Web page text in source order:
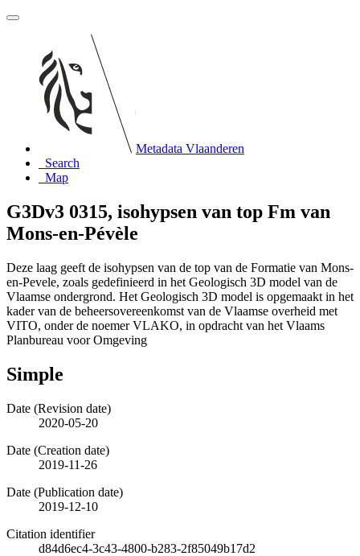
Metadata Vlaanderen
Search
Map
G3Dv3 0315, isohypsen van top Fm van
Mons-en-Pévèle
Deze laag geeft de isohypsen van de top van de Formatie van Mons-
en-Pevele, zoals gedefinieerd in het Geologisch 3D model van de
Vlaamse ondergrond. Het Geologisch 3D model is opgemaakt in het
kader van de beheersovereenkomst van de Vlaamse overheid met
VITO, onder de noemer VLAKO, in opdracht van het Vlaams
Planbureau voor Omgeving
Simple
Date (Revision date)
2020-05-20
Date (Creation date)
2019-11-26
Date (Publication date)
2019-12-10
Citation identifier
d84d6ec4-3c43-4800-b283-2f85049b17d2